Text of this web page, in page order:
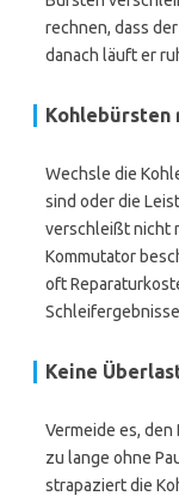
rechnen, dass
danach läuft er
Kohlebürsten
Wechsle die
sind oder die
verschleißt nicht
Kommutator
oft
Keine
Vermeide es,
zu lange ohne
strapaziert die